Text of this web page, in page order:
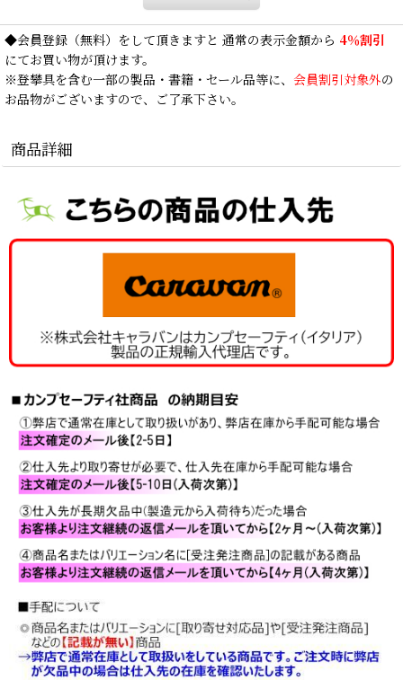
◆会員登録 （無料）をして頂きますと 通常の表示金額から 4％割引
にてお買い物が頂けます。
※登攀具を含む一部の製品・書籍・セール品等に、 会員割引対象外の
お品物がございますので、ご了承下さい。
商品詳細